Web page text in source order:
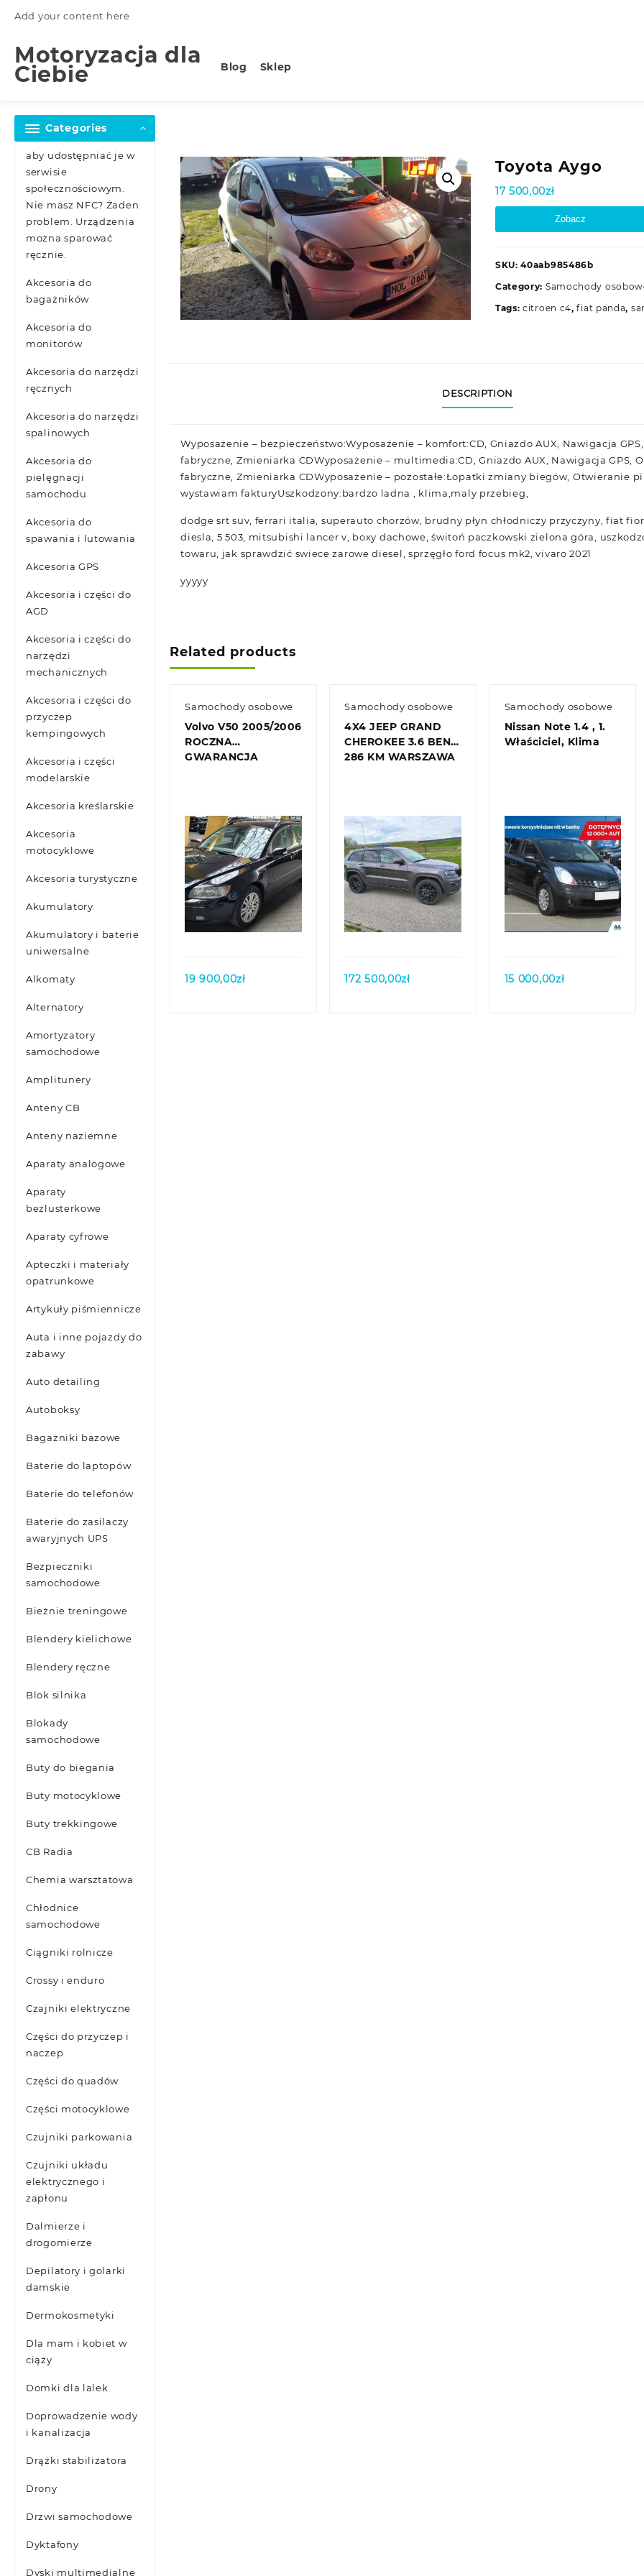
Add your content here
Motoryzacja dla
Ciebie Blog Sklep
Categories
aby udostępniać je w
serwisie
społecznościowym.
Nie masz NFC? Żaden
problem. Urządzenia
można sparować
ręcznie.
Akcesoria do
bagażników
Akcesoria do
monitorów
Akcesoria do narzędzi
ręcznych
Akcesoria do narzędzi
spalinowych
Akcesoria do
pielęgnacji
samochodu
Akcesoria do
spawania i lutowania
Akcesoria GPS
Akcesoria i części do
AGD
Akcesoria i części do
narzędzi
mechanicznych
Akcesoria i części do
przyczep
kempingowych
Akcesoria i części
modelarskie
Akcesoria kreślarskie
Akcesoria
motocyklowe
Akcesoria turystyczne
Akumulatory
Akumulatory i baterie
uniwersalne
Alkomaty
Alternatory
Amortyzatory
samochodowe
Amplitunery
Anteny CB
Anteny naziemne
Aparaty analogowe
Aparaty
bezlusterkowe
Aparaty cyfrowe
Apteczki i materiały
opatrunkowe
Artykuły piśmiennicze
Auta i inne pojazdy do
zabawy
Auto detailing
Autoboksy
Bagażniki bazowe
Baterie do laptopów
Baterie do telefonów
Baterie do zasilaczy
awaryjnych UPS
Bezpieczniki
samochodowe
Bieżnie treningowe
Blendery kielichowe
Blendery ręczne
Blok silnika
Blokady
samochodowe
Buty do biegania
Buty motocyklowe
Buty trekkingowe
CB Radia
Chemia warsztatowa
Chłodnice
samochodowe
Ciągniki rolnicze
Crossy i enduro
Czajniki elektryczne
Części do przyczep i
naczep
Części do quadów
Części motocyklowe
Czujniki parkowania
Czujniki układu
elektrycznego i
zapłonu
Dalmierze i
drogomierze
Depilatory i golarki
damskie
Dermokosmetyki
Dla mam i kobiet w
ciąży
Domki dla lalek
Doprowadzenie wody
i kanalizacja
Drążki stabilizatora
Drony
Drzwi samochodowe
Dyktafony
Dyski multimedialne
Toyota Aygo
17 500,00zł
Zobacz
SKU:40aab985486b
Category: Samochody
Tags:citroen c4,fiat panda,
DESCRIPTION
Wyposażenie – bezpieczeństwo:Wyposażenie – komfort:CD, Gniazdo AUX, Nawigacja
fabryczne, Zmieniarka CDWyposażenie – multimedia:CD, Gniazdo AUX, Nawigacja GPS,
fabryczne, Zmieniarka CDWyposażenie – pozostałe:Łopatki zmiany biegów, Otwieranie
wystawiam fakturyUszkodzony:bardzo ladna , klima,maly przebieg,
dodge srt suv, ferrari italia, superauto chorzów, brudny płyn chłodniczy przyczyny, fiat
diesla, 5 503, mitsubishi lancer v, boxy dachowe, świtoń paczkowski zielona góra,
towaru, jak sprawdzić swiece zarowe diesel, sprzęgło ford focus mk2, vivaro 2021
yyyyy
Related products
Samochody osobowe
Volvo V50 2005/2006
ROCZNA
GWARANCJA
Quick view
19 900,00zł
Samochody osobowe
4X4 JEEP GRAND
CHEROKEE 3.6 BENZ
286 KM WARSZAWA
Quick view
172 500,00zł
Samochody osobowe
Nissan Note 1.4 , 1.
Właściciel, Klima
Quick view
15 000,00zł